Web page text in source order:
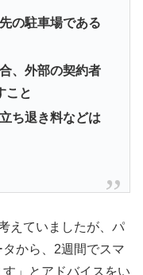
の駐車場である
、外部の契約者
こと
ち退き料などは
えていましたが、パ
から、2週間でスマ
」とアドバイスをい